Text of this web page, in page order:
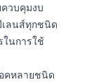
วบคุมงบ
ลนส์ทุกชนิด
ในการใช้
คหลายชนิด